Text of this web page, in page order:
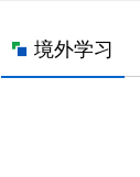
境外学习